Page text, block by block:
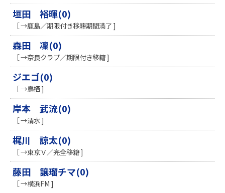
垣田 裕暉(0)
［ →鹿島／期限付き移籍期間満了 ]
森田 凜(0)
［ →奈良クラブ／期限付き移籍 ]
ジエゴ(0)
［ →鳥栖 ]
岸本 武流(0)
［ →清水 ]
梶川 諒太(0)
［ →東京Ｖ／完全移籍 ]
藤田 譲瑠チマ(0)
［ →横浜FM ]